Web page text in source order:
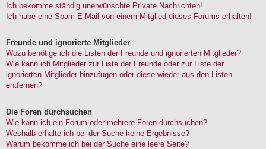
Ich bekomme ständig unerwünschte Private Nachrichten!
Ich habe eine Spam-E-Mail von einem Mitglied dieses Forums erhalten!
Freunde und ignorierte Mitglieder
Wozu benötige ich die Listen der Freunde und ignorierten Mitglieder?
Wie kann ich Mitglieder zur Liste der Freunde oder zur Liste der
ignorierten Mitglieder hinzufügen oder diese wieder aus den Listen
entfernen?
Die Foren durchsuchen
Wie kann ich ein Forum oder mehrere Foren durchsuchen?
Weshalb erhalte ich bei der Suche keine Ergebnisse?
Warum bekomme ich bei der Suche eine leere Seite?